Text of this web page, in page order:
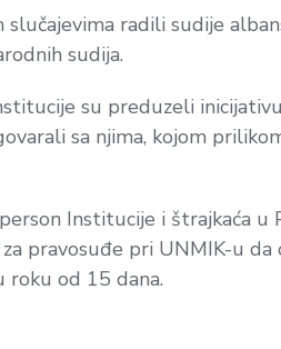
radili sudije
sudija.
su preduzeli
sa njima, kojom
Institucije i štrajkaća
pravosuđe pri UNMIK-u da
roku od 15 dana.